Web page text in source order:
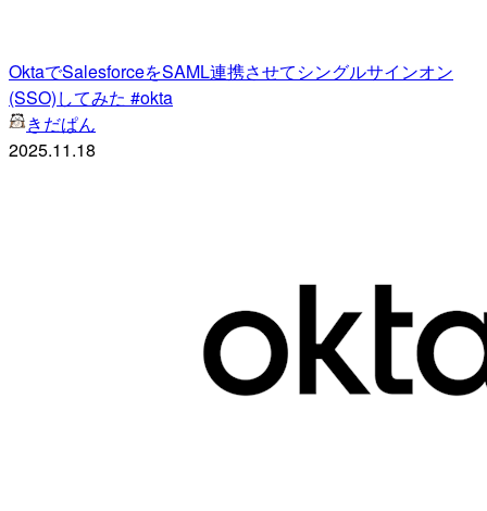
OktaでSalesforceをSAML連携させてシングルサインオン
(SSO)してみた #okta
きだぱん
2025.11.18